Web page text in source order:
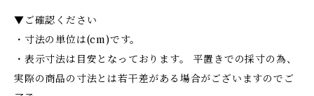
▼ご確認ください
・寸法の単位は(cm)です。
・表示寸法は目安となっております。 平置きでの採寸の為、
実際の商品の寸法とは若干差がある場合がございますのでご